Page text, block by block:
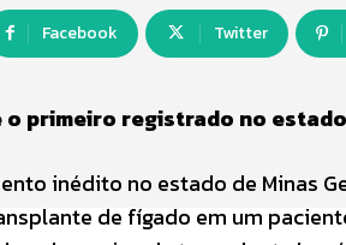
Facebook Twitter
o primeiro registrado no
inédito no estado de Minas
de fígado em um